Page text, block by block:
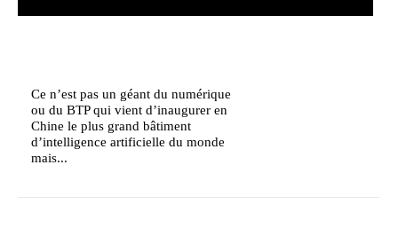
Ce n’est pas un géant du numérique
ou du BTP qui vient d’inaugurer en
Chine le plus grand bâtiment
d’intelligence artificielle du monde
mais...